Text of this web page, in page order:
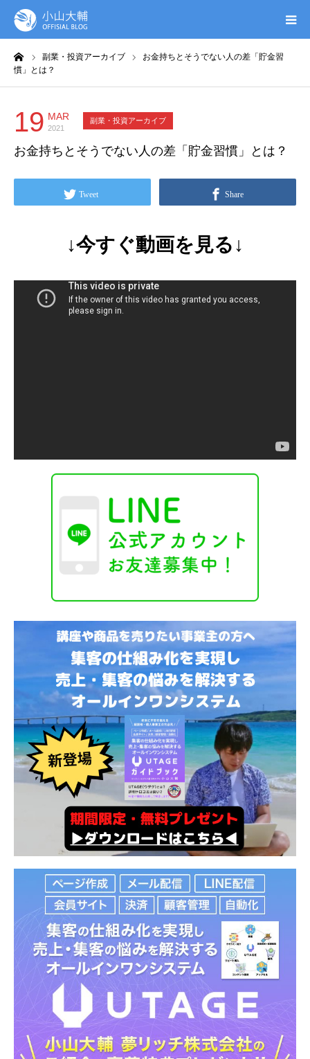
副業・投資アーカイブ
お金持ちとそうでない人の差「貯金習
慣」とは？
19 MAR
2021
副業・投資アーカイブ
お金持ちとそうでない人の差「貯金習慣」とは？
Tweet Share
↓今すぐ動画を見る↓
UTAGE(ウタゲ)
無料ガイドブック
プロフィール